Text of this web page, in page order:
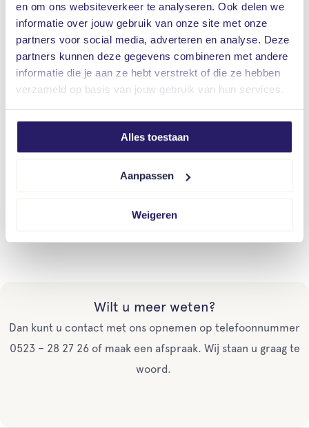
en om ons websiteverkeer te analyseren. Ook delen we
informatie over jouw gebruik van onze site met onze
partners voor social media, adverteren en analyse. Deze
partners kunnen deze gegevens combineren met andere
informatie die je aan ze hebt verstrekt of die ze hebben
verzameld op basis van jouw gebruik van hun services.
Alles toestaan
Aanpassen
Weigeren
Negen punten Excellent cameratoezicht
Met de negen punten voor excellent
cameratoezicht van de politie en het OM vergroot
u de kans op geschikte beelden voor heterdaad,
opsporing en vervolg. Verhoog de preventieve
kracht van cameratoezicht en gebruik bij aanschaf,
installatie en onderhoud van het camerasysteem
camera voldoet aan de 9 punten? Neem dat
Criminaliteitspreventie en Veiligheid.
Wilt u meer weten?
Dan kunt u contact met ons opnemen op telefoonnummer
0523 – 28 27 26 of maak een afspraak. Wij staan u graag te
woord.